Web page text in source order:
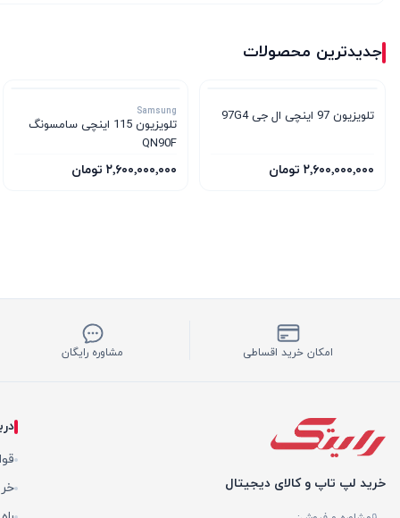
جدیدترین محصولات
تلویزیون 97 اینچی ال جی 97G4
۲٬۶۰۰٬۰۰۰٬۰۰۰ تومان
Samsung
تلویزیون 115 اینچی سامسونگ
QN90F
۲٬۶۰۰٬۰۰۰٬۰۰۰ تومان
امکان خرید اقساطی مشاوره رایگان
خرید لپ تاپ و کالای دیجیتال